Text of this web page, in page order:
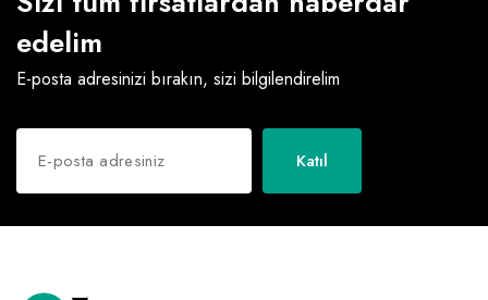
edelim
E-posta adresinizi bırakın, sizi bilgilendirelim
Katıl